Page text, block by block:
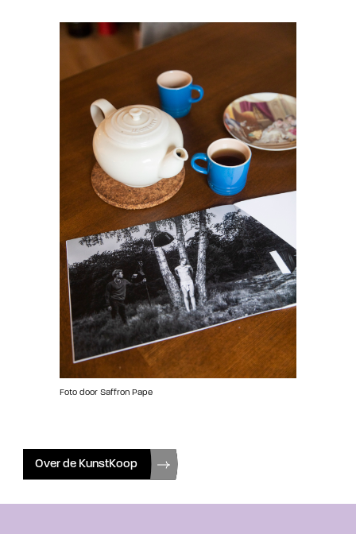
Foto door Saffron Pape
Over de KunstKoop